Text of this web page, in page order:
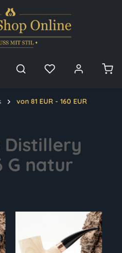
von 81 EUR - 160 EUR
G natur